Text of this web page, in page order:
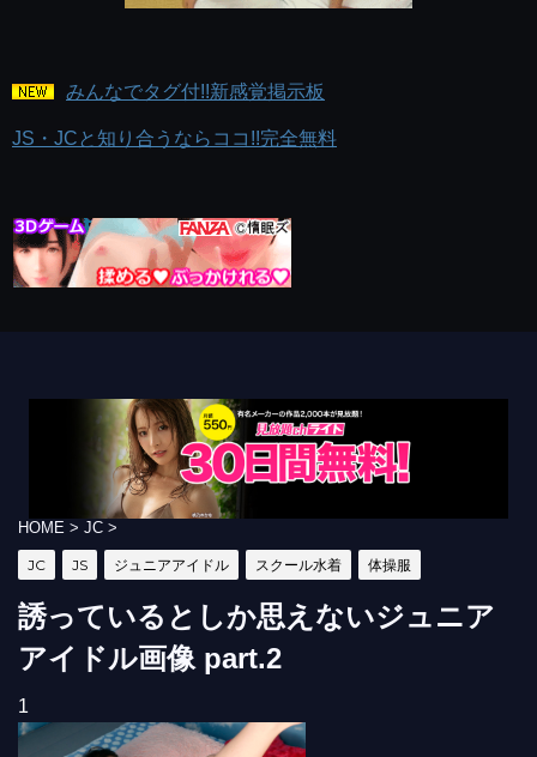
みんなでタグ付!!新感覚掲示板
JS・JCと知り合うならココ!!完全無料
HOME > JC >
JC JS ジュニアアイドル スクール水着 体操服
誘っているとしか思えないジュニア
アイドル画像 part.2
1